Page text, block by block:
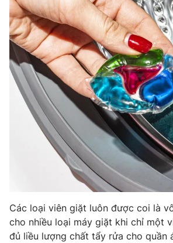
Hậu trường
Nhân vật
Khán giả
Giải sao mai
Điện ảnh
Âm nhạc
Sao
Đời sống
Du lịch
Làm đẹp
Chất lượng cuộc sống
Giáo dục
Tuyển sinh
Học trực tuyến
Công nghệ
Hitech Công nghệ tương lai
Sản phẩm
Tư vấn
Giao lưu trực tuyến
Lịch phát sóng
Chuyên mục khác
Emagazine Podcast
Các loại viên giặt luôn được coi là
cho nhiều loại máy giặt khi chỉ một
đủ liều lượng chất tẩy rửa cho quần